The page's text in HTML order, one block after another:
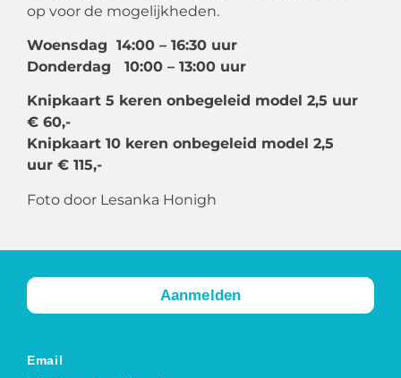
op voor de mogelijkheden.
Woensdag 14:00 – 16:30 uur
Donderdag 10:00 – 13:00 uur
Knipkaart 5 keren onbegeleid model 2,5 uur
€ 60,-
Knipkaart 10 keren onbegeleid model 2,5
uur € 115,-
Foto door Lesanka Honigh
Aanmelden
Email